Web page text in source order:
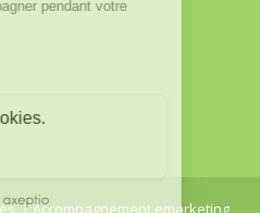
| Accompagnement emarketing